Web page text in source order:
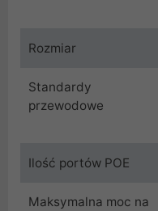
Rozmiar
Standardy
przewodowe
Ilość portów POE
Maksymalna moc na